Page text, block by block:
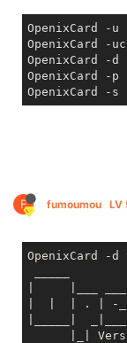
OpenixCard
OpenixCard -
OpenixCard -u
OpenixCard -uc
OpenixCard -d
OpenixCard -p
OpenixCard -s
F fumoumou LV
OpenixCard -
|  |  | . | -
|_____|
|_|